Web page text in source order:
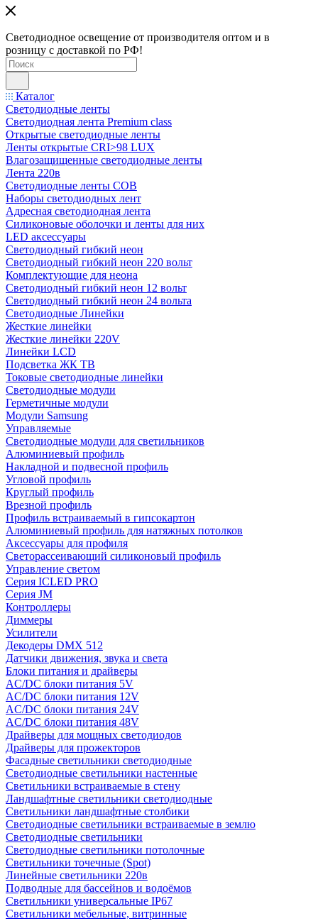
Светодиодное освещение от производителя оптом и в
розницу с доставкой по РФ!
Каталог
Светодиодные ленты
Светодиодная лента Premium class
Открытые светодиодные ленты
Ленты открытые CRI>98 LUX
Влагозащищенные светодиодные ленты
Лента 220в
Светодиодные ленты COB
Наборы светодиодных лент
Адресная светодиодная лента
Силиконовые оболочки и ленты для них
LED аксессуары
Светодиодный гибкий неон
Светодиодный гибкий неон 220 вольт
Комплектующие для неона
Светодиодный гибкий неон 12 вольт
Светодиодный гибкий неон 24 вольта
Светодиодные Линейки
Жесткие линейки
Жесткие линейки 220V
Линейки LCD
Подсветка ЖК ТВ
Токовые светодиодные линейки
Светодиодные модули
Герметичные модули
Модули Samsung
Управляемые
Светодиодные модули для светильников
Алюминиевый профиль
Накладной и подвесной профиль
Угловой профиль
Круглый профиль
Врезной профиль
Профиль встраиваемый в гипсокартон
Алюминиевый профиль для натяжных потолков
Аксессуары для профиля
Светорассеивающий силиконовый профиль
Управление светом
Серия ICLED PRO
Серия JM
Контроллеры
Диммеры
Усилители
Декодеры DMX 512
Датчики движения, звука и света
Блоки питания и драйверы
AC/DC блоки питания 5V
AC/DC блоки питания 12V
AC/DC блоки питания 24V
AC/DC блоки питания 48V
Драйверы для мощных светодиодов
Драйверы для прожекторов
Фасадные светильники светодиодные
Светодиодные светильники настенные
Светильники встраиваемые в стену
Ландшафтные светильники светодиодные
Светильники ландшафтные столбики
Светодиодные светильники встраиваемые в землю
Светодиодные светильники
Светодиодные светильники потолочные
Светильники точечные (Spot)
Линейные светильники 220в
Подводные для бассейнов и водоёмов
Светильники универсальные IP67
Светильники мебельные, витринные